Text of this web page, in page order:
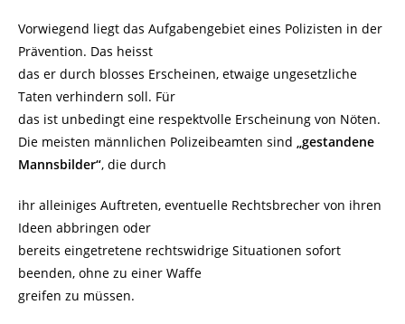
Vorwiegend liegt das Aufgabengebiet eines Polizisten in der
Prävention. Das heisst
das er durch blosses Erscheinen, etwaige ungesetzliche
Taten verhindern soll. Für
das ist unbedingt eine respektvolle Erscheinung von Nöten.
Die meisten männlichen Polizeibeamten sind „gestandene
Mannsbilder“, die durch
ihr alleiniges Auftreten, eventuelle Rechtsbrecher von ihren
Ideen abbringen oder
bereits eingetretene rechtswidrige Situationen sofort
beenden, ohne zu einer Waffe
greifen zu müssen.